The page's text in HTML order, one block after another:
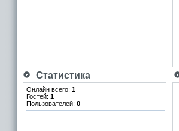
Статистика
Онлайн всего: 1
Гостей: 1
Пользователей: 0